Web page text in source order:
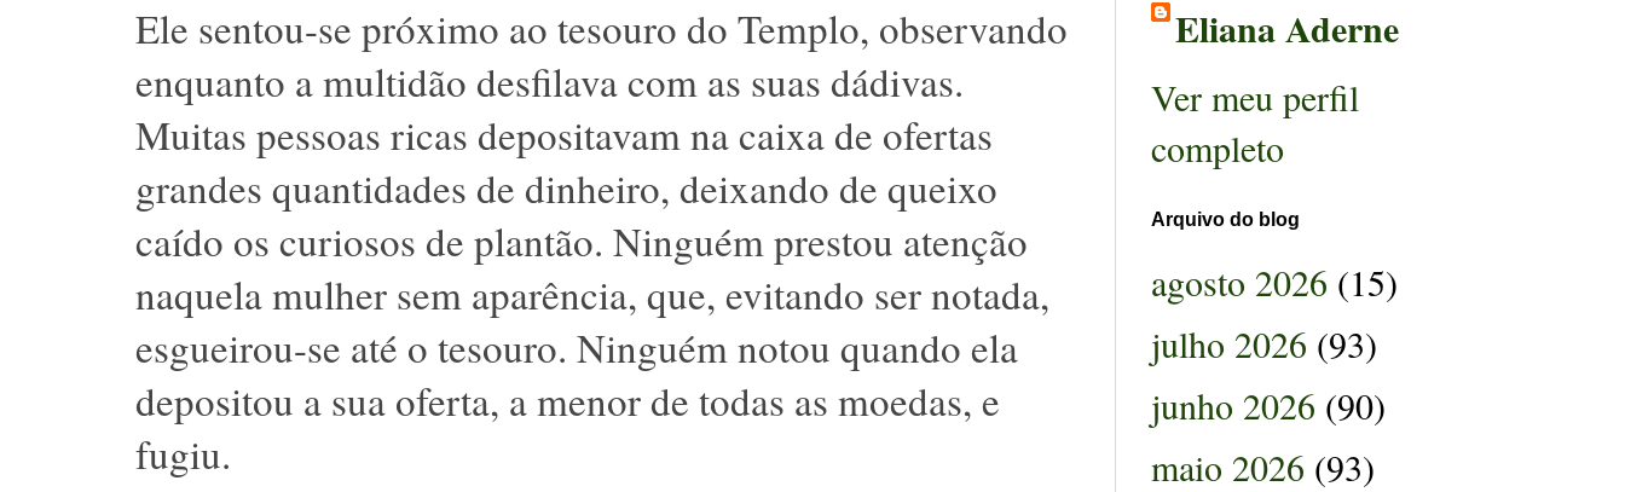
Ele sentou-se próximo ao tesouro do Templo, observando
enquanto a multidão desfilava com as suas dádivas.
Muitas pessoas ricas depositavam na caixa de ofertas
grandes quantidades de dinheiro, deixando de queixo
caído os curiosos de plantão. Ninguém prestou atenção
naquela mulher sem aparência, que, evitando ser notada,
esgueirou-se até o tesouro. Ninguém notou quando ela
depositou a sua oferta, a menor de todas as moedas, e
fugiu.
Eliana Aderne
Ver meu perfil
completo
Arquivo do blog
agosto 2026 (15)
julho 2026 (93)
junho 2026 (90)
maio 2026 (93)